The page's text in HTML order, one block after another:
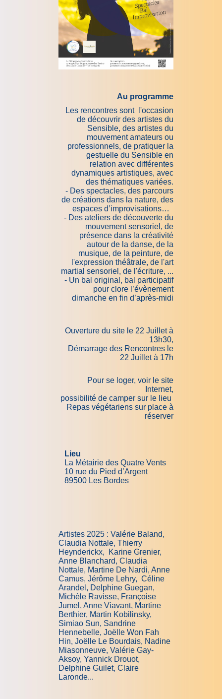
Au programme
Les rencontres sont l'occasion
de découvrir des artistes du
Sensible, des artistes du
mouvement amateurs ou
professionnels, de pratiquer la
gestuelle du Sensible en
relation avec différentes
dynamiques artistiques, avec
des thématiques variées.
- Des spectacles, des parcours
de créations dans la nature, des
espaces d’improvisations…
- Des ateliers de découverte du
mouvement sensoriel, de
présence dans la créativité
autour de la danse, de la
musique, de la peinture, de
l'expression théâtrale, de l'art
martial sensoriel, de l'écriture, ...
- Un bal original, bal participatif
pour clore l’évènement
dimanche en fin d’après-midi
Ouverture du site le 22 Juillet à
13h30,
Démarrage des Rencontres le
22 Juillet à 17h
Pour se loger, voir le site
Internet,
possibilité de camper sur le lieu
Repas végétariens sur place à
réserver
Lieu
La Métairie des Quatre Vents
10 rue du Pied d’Argent
89500 Les Bordes
Artistes 2025 : Valérie Baland,
Claudia Nottale, Thierry
Heynderickx, Karine Grenier,
Anne Blanchard, Claudia
Nottale, Martine De Nardi, Anne
Camus, Jérôme Lehry, Céline
Arandel, Delphine Guegan,
Michèle Ravisse, Françoise
Jumel, Anne Viavant, Martine
Berthier, Martin Kobilinsky,
Simiao Sun, Sandrine
Hennebelle, Joëlle Won Fah
Hin, Joëlle Le Bourdais, Nadine
Miasonneuve, Valérie Gay-
Aksoy, Yannick Drouot,
Delphine Guilet, Claire
Laronde...